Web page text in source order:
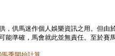
，供馬迷作個人娛樂資訊之用。但
能準確，馬會就此並無責任。至於賽